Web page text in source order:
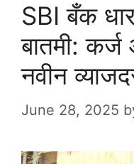
SBI बँक
बातमी:
नवीन
June 28, 2025